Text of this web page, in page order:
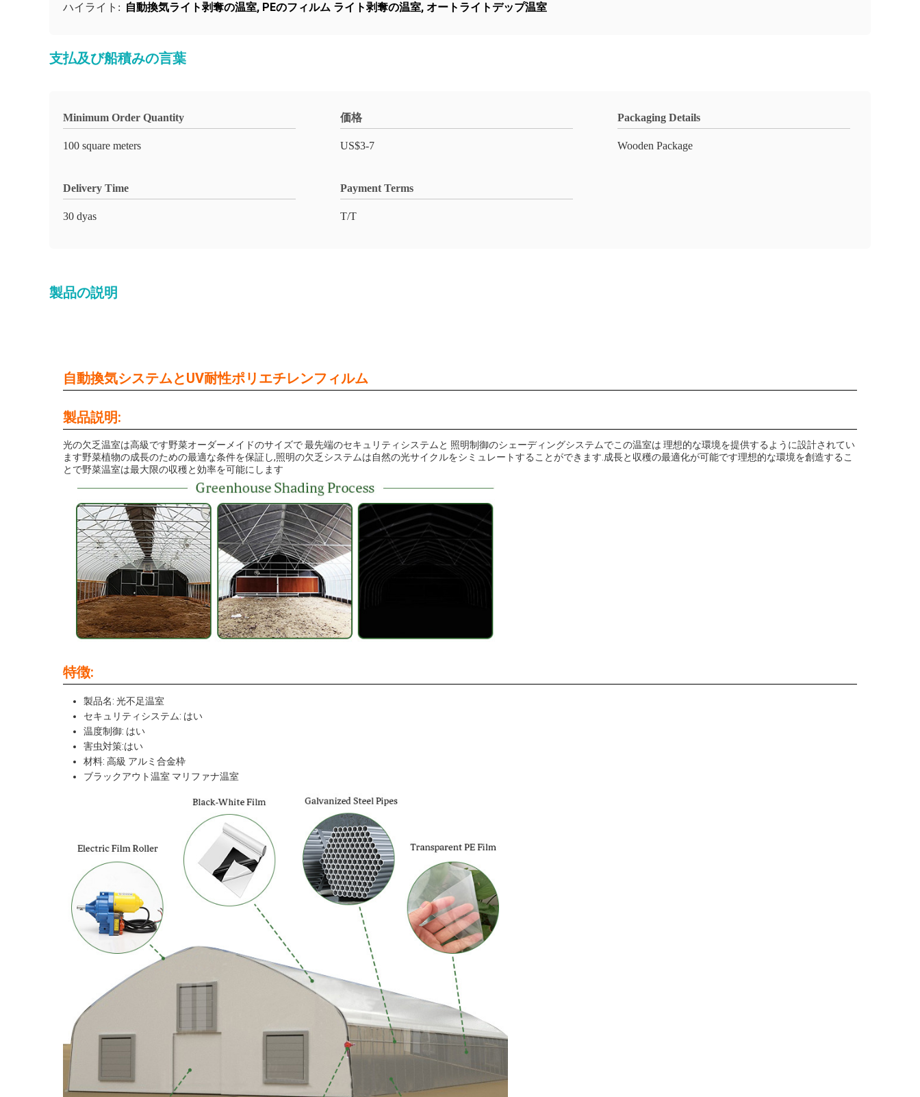
ハイライト: 自動換気ライト剥奪の温室, PEのフィルム ライト剥奪の温室, オートライトデップ温室
支払及び船積みの言葉
Minimum Order Quantity
100 square meters
価格
US$3-7
Packaging Details
Wooden Package
Delivery Time
30 dyas
Payment Terms
T/T
製品の説明
自動換気システムとUV耐性ポリエチレンフィルム
製品説明:
光の欠乏温室は高級です野菜オーダーメイドのサイズで 最先端のセキュリティシステムと 照明制御のシェーディングシステムでこの温室は 理想的な環境を提供するように設計されてい
ます野菜植物の成長のための最適な条件を保証し,照明の欠乏システムは自然の光サイクルをシミュレートすることができます.成長と収穫の最適化が可能です理想的な環境を創造するこ
とで野菜温室は最大限の収穫と効率を可能にします
特徴:
製品名: 光不足温室
セキュリティシステム: はい
温度制御: はい
害虫対策:はい
材料: 高級 アルミ合金枠
ブラックアウト温室 マリファナ温室